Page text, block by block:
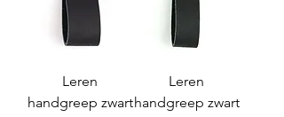
Leren
handgreep zwart
Leren
handgreep zwart